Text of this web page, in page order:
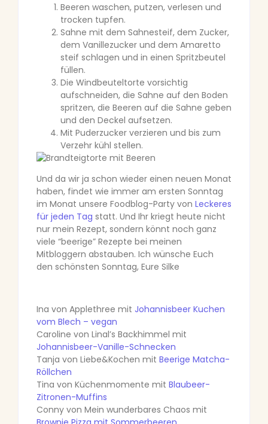
Beeren waschen, putzen, verlesen und
trocken tupfen.
Sahne mit dem Sahnesteif, dem Zucker,
dem Vanillezucker und dem Amaretto
steif schlagen und in einen Spritzbeutel
füllen.
Die Windbeuteltorte vorsichtig
aufschneiden, die Sahne auf den Boden
spritzen, die Beeren auf die Sahne geben
und den Deckel aufsetzen.
Mit Puderzucker verzieren und bis zum
Verzehr kühl stellen.
Und da wir ja schon wieder einen neuen Monat
haben, findet wie immer am ersten Sonntag
im Monat unsere Foodblog-Party von Leckeres
für jeden Tag statt. Und Ihr kriegt heute nicht
nur mein Rezept, sondern könnt noch ganz
viele “beerige” Rezepte bei meinen
Mitbloggern abstauben. Ich wünsche Euch
den schönsten Sonntag, Eure Silke
Ina von Applethree mit Johannisbeer Kuchen
vom Blech – vegan
Caroline von Linal’s Backhimmel mit
Johannisbeer-Vanille-Schnecken
Tanja von Liebe&Kochen mit Beerige Matcha-
Röllchen
Tina von Küchenmomente mit Blaubeer-
Zitronen-Muffins
Conny von Mein wunderbares Chaos mit